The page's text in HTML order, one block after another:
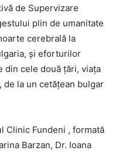
de Supervizare
plin de umanitate
cerebrală la
și eforturilor
din cele două ţări, viaţa
de la un cetăţean bulgar
Clinic Fundeni , formată
Barzan, Dr. Ioana